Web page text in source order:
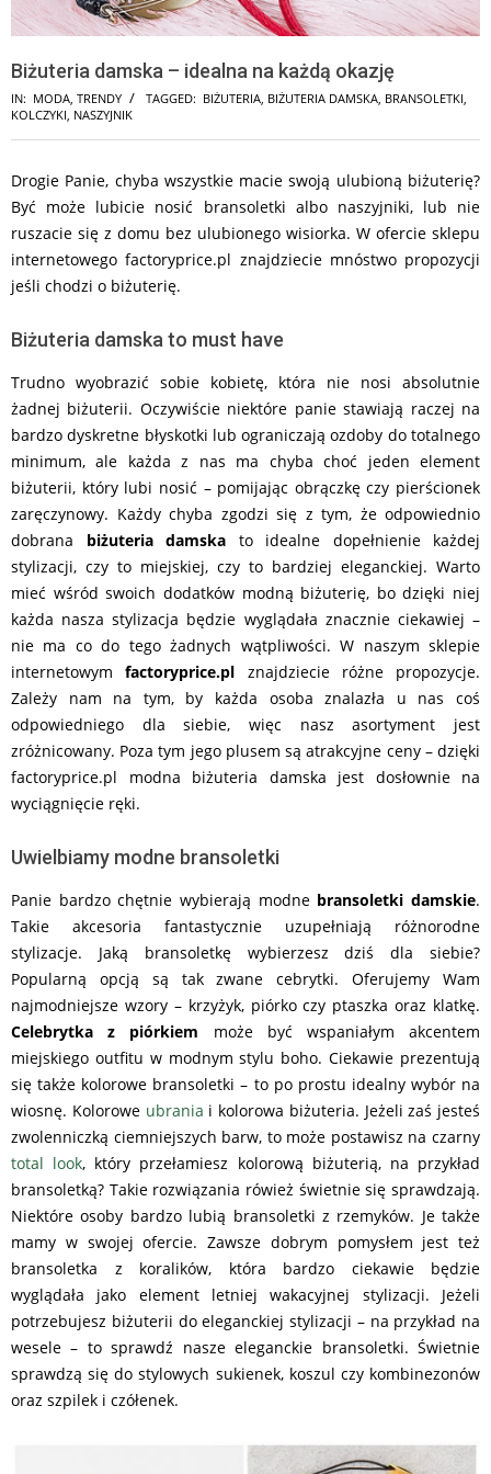
Biżuteria damska – idealna na każdą okazję
IN: MODA, TRENDY TAGGED: BIŻUTERIA, BIŻUTERIA DAMSKA, BRANSOLETKI,
KOLCZYKI, NASZYJNIK
Drogie Panie, chyba wszystkie macie swoją ulubioną biżuterię?
Być może lubicie nosić bransoletki albo naszyjniki, lub nie
ruszacie się z domu bez ulubionego wisiorka. W ofercie sklepu
internetowego factoryprice.pl znajdziecie mnóstwo propozycji
jeśli chodzi o biżuterię.
Biżuteria damska to must have
Trudno wyobrazić sobie kobietę, która nie nosi absolutnie
żadnej biżuterii. Oczywiście niektóre panie stawiają raczej na
bardzo dyskretne błyskotki lub ograniczają ozdoby do totalnego
minimum, ale każda z nas ma chyba choć jeden element
biżuterii, który lubi nosić – pomijając obrączkę czy pierścionek
zaręczynowy. Każdy chyba zgodzi się z tym, że odpowiednio
dobrana biżuteria damska to idealne dopełnienie każdej
stylizacji, czy to miejskiej, czy to bardziej eleganckiej. Warto
mieć wśród swoich dodatków modną biżuterię, bo dzięki niej
każda nasza stylizacja będzie wyglądała znacznie ciekawiej –
nie ma co do tego żadnych wątpliwości. W naszym sklepie
internetowymfactoryprice.pl znajdziecie różne propozycje.
Zależy nam na tym, by każda osoba znalazła u nas coś
odpowiedniego dla siebie, więc nasz asortyment jest
zróżnicowany. Poza tym jego plusem są atrakcyjne ceny – dzięki
factoryprice.pl modna biżuteria damska jest dosłownie na
wyciągnięcie ręki.
Uwielbiamy modne bransoletki
Panie bardzo chętnie wybierają modne bransoletki damskie.
Takie akcesoria fantastycznie uzupełniają różnorodne
stylizacje. Jaką bransoletkę wybierzesz dziś dla siebie?
Popularną opcją są tak zwane cebrytki. Oferujemy Wam
najmodniejsze wzory – krzyżyk, piórko czy ptaszka oraz klatkę.
Celebrytka z piórkiem może być wspaniałym akcentem
miejskiego outfitu w modnym stylu boho. Ciekawie prezentują
się także kolorowe bransoletki – to po prostu idealny wybór na
wiosnę. Kolorowe ubrania i kolorowa biżuteria. Jeżeli zaś jesteś
zwolenniczką ciemniejszych barw, to może postawisz na czarny
total look, który przełamiesz kolorową biżuterią, na przykład
bransoletką? Takie rozwiązania rówież świetnie się sprawdzają.
Niektóre osoby bardzo lubią bransoletki z rzemyków. Je także
mamy w swojej ofercie. Zawsze dobrym pomysłem jest też
bransoletka z koralików, która bardzo ciekawie będzie
wyglądała jako element letniej wakacyjnej stylizacji. Jeżeli
potrzebujesz biżuterii do eleganckiej stylizacji – na przykład na
wesele – to sprawdź nasze eleganckie bransoletki. Świetnie
sprawdzą się do stylowych sukienek, koszul czy kombinezonów
oraz szpilek i czółenek.